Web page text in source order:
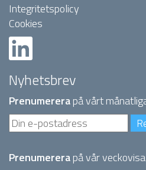
Integritetspolicy
Cookies
Nyhetsbrev
Prenumererapå vårt
Prenumererapå vår